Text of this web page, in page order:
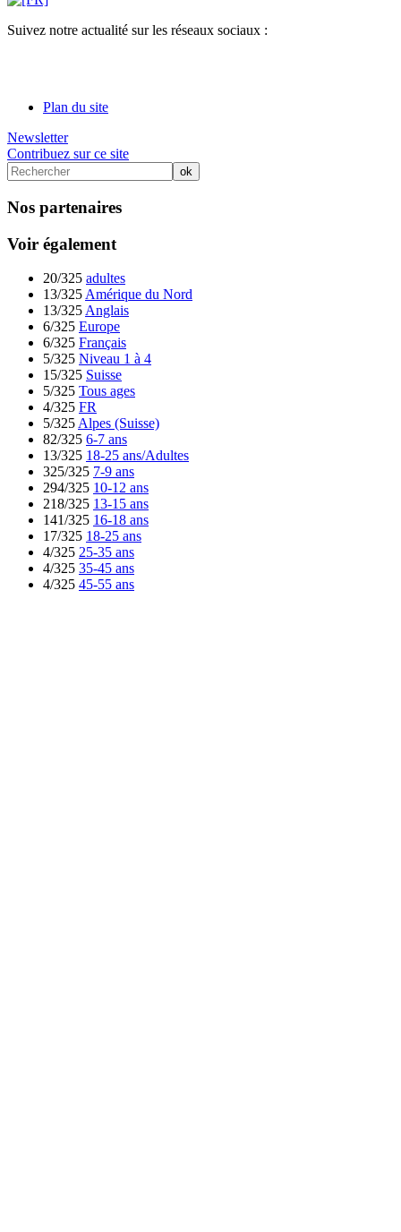
Suivez notre actualité sur les réseaux sociaux :
Plan du site
Newsletter
Contribuez sur ce site
Nos partenaires
Voir également
20/325 adultes
13/325 Amérique du Nord
13/325 Anglais
6/325 Europe
6/325 Français
5/325 Niveau 1 à 4
15/325 Suisse
5/325 Tous ages
4/325 FR
5/325 Alpes (Suisse)
82/325 6-7 ans
13/325 18-25 ans/Adultes
325/325 7-9 ans
294/325 10-12 ans
218/325 13-15 ans
141/325 16-18 ans
17/325 18-25 ans
4/325 25-35 ans
4/325 35-45 ans
4/325 45-55 ans